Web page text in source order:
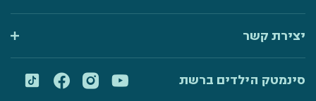
יצירת קשר
סינמטק הילדים ברשת